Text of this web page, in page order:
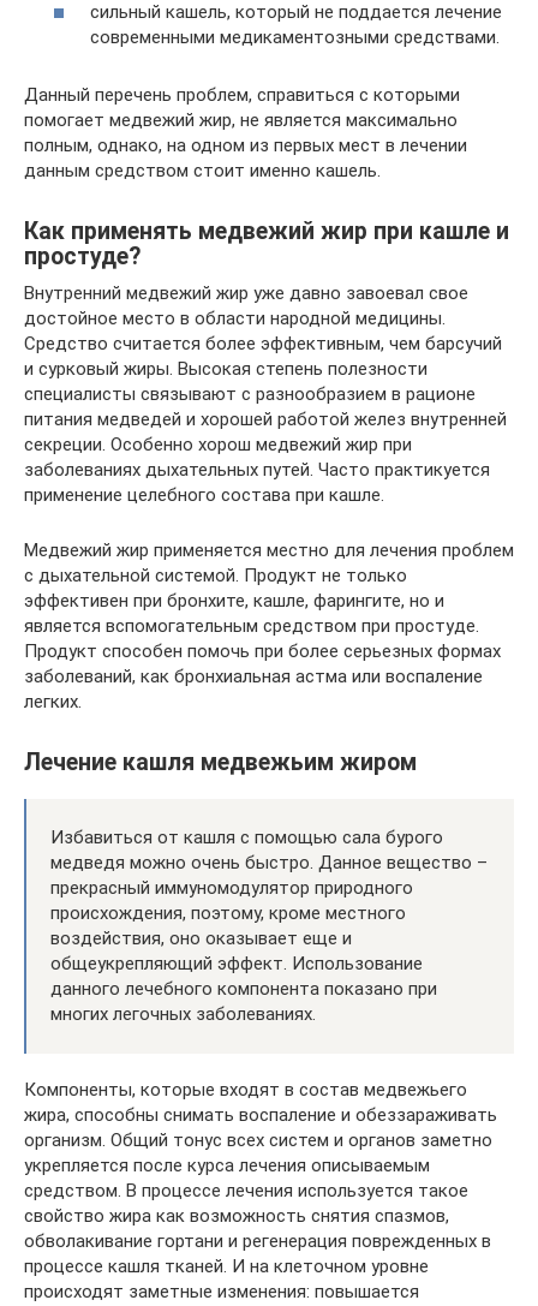
сильный кашель, который не поддается лечение
современными медикаментозными средствами.
Данный перечень проблем, справиться с которыми
помогает медвежий жир, не является максимально
полным, однако, на одном из первых мест в лечении
данным средством стоит именно кашель.
Как применять медвежий жир при кашле и
простуде?
Внутренний медвежий жир уже давно завоевал свое
достойное место в области народной медицины.
Средство считается более эффективным, чем барсучий
и сурковый жиры. Высокая степень полезности
специалисты связывают с разнообразием в рационе
питания медведей и хорошей работой желез внутренней
секреции. Особенно хорош медвежий жир при
заболеваниях дыхательных путей. Часто практикуется
применение целебного состава при кашле.
Медвежий жир применяется местно для лечения проблем
с дыхательной системой. Продукт не только
эффективен при бронхите, кашле, фарингите, но и
является вспомогательным средством при простуде.
Продукт способен помочь при более серьезных формах
заболеваний, как бронхиальная астма или воспаление
легких.
Лечение кашля медвежьим жиром
Избавиться от кашля с помощью сала бурого
медведя можно очень быстро. Данное вещество –
прекрасный иммуномодулятор природного
происхождения, поэтому, кроме местного
воздействия, оно оказывает еще и
общеукрепляющий эффект. Использование
данного лечебного компонента показано при
многих легочных заболеваниях.
Компоненты, которые входят в состав медвежьего
жира, способны снимать воспаление и обеззараживать
организм. Общий тонус всех систем и органов заметно
укрепляется после курса лечения описываемым
средством. В процессе лечения используется такое
свойство жира как возможность снятия спазмов,
обволакивание гортани и регенерация поврежденных в
процессе кашля тканей. И на клеточном уровне
происходят заметные изменения: повышается